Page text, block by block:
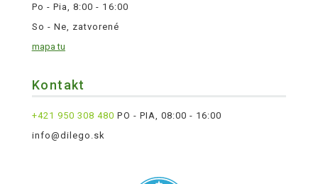
Po - Pia, 8:00 - 16:00
So - Ne, zatvorené
mapa tu
Kontakt
+421 950 308 480 PO - PIA, 08:00 - 16:00
info@dilego.sk